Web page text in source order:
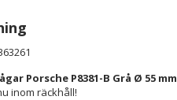
Porsche P8381-B Grå Ø 55 mm
inom räckhåll!